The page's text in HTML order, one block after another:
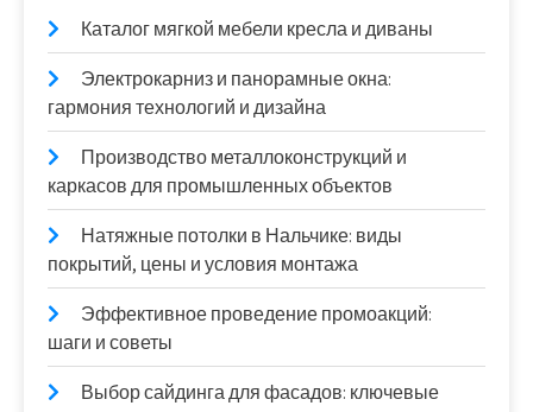
Каталог мягкой мебели кресла и диваны
Электрокарниз и панорамные окна:
гармония технологий и дизайна
Производство металлоконструкций и
каркасов для промышленных объектов
Натяжные потолки в Нальчике: виды
покрытий, цены и условия монтажа
Эффективное проведение промоакций:
шаги и советы
Выбор сайдинга для фасадов: ключевые